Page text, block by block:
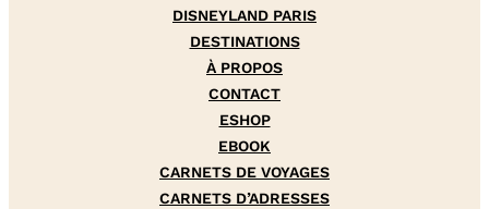
DISNEYLAND PARIS
DESTINATIONS
À PROPOS
CONTACT
ESHOP
EBOOK
CARNETS DE VOYAGES
CARNETS D’ADRESSES